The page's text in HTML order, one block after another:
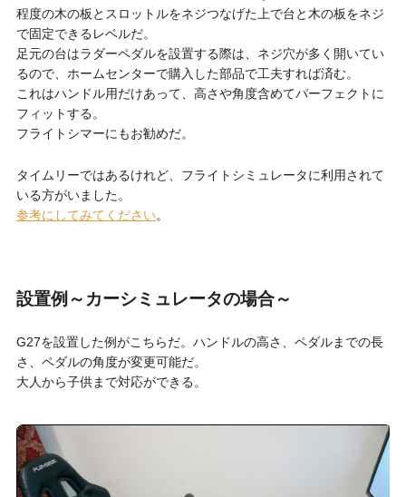
程度の木の板とスロットルをネジつなげた上で台と木の板をネジ
で固定できるレベルだ。
足元の台はラダーペダルを設置する際は、ネジ穴が多く開いてい
るので、ホームセンターで購入した部品で工夫すれば済む。
これはハンドル用だけあって、高さや角度含めてパーフェクトに
フィットする。
フライトシマーにもお勧めだ。
タイムリーではあるけれど、フライトシミュレータに利用されて
いる方がいました。
参考にしてみてください。
設置例～カーシミュレータの場合～
G27を設置した例がこちらだ。ハンドルの高さ、ペダルまでの長
さ、ペダルの角度が変更可能だ。
大人から子供まで対応ができる。